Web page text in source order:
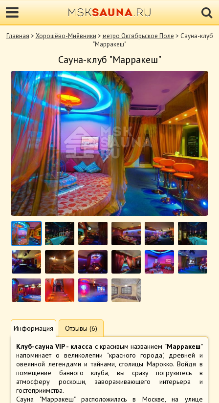
Главная > Хорошёво-Мнёвники > метро Октябрьское Поле > Сауна-клуб
"Марракеш"
Сауна-клуб "Марракеш"
Информация Отзывы (6)
Клуб-сауна VIP - класса с красивым названием "Марракеш"
напоминает о великолепии "красного города", древней и
овеянной легендами и тайнами, столицы Марокко. Войдя в
помещение банного клуба, вы сразу погрузитесь в
атмосферу роскоши, завораживающего интерьера и
гостеприимства.
Сауна "Марракеш" расположилась в Москве, на улице